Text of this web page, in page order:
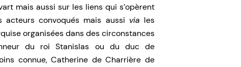
mais aussi sur les liens qui s’opèrent
acteurs convoqués mais aussi via les
organisées dans des circonstances
du roi Stanislas ou du duc de
connue, Catherine de Charrière de